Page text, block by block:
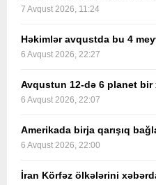
7 Avqust 2026, 11:24
Həkimlər avqustda bu 4
6 Avqust 2026, 22:27
Avqustun 12-də 6 planet
6 Avqust 2026, 22:07
Amerikada birja qarışıq
6 Avqust 2026, 22:00
İran Körfəz ölkələrini